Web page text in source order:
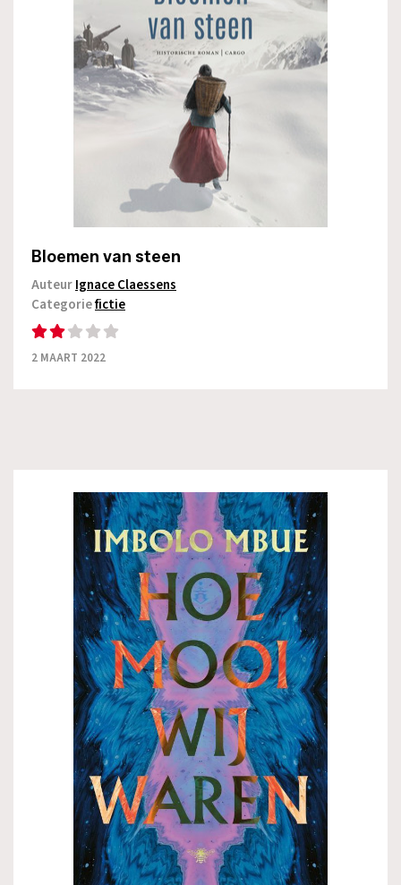
Bloemen van steen
AuteurIgnace Claessens
Categoriefictie
2 MAART 2022